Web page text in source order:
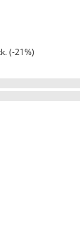
(-21%)